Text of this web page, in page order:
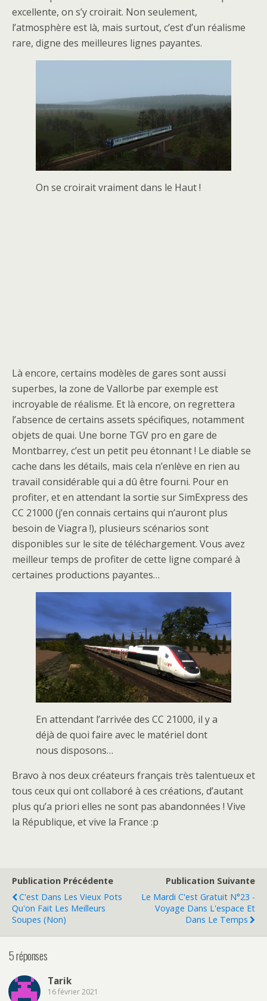
excellente, on s’y croirait. Non seulement,
l’atmosphère est là, mais surtout, c’est d’un réalisme
rare, digne des meilleures lignes payantes.
On se croirait vraiment dans le Haut !
Là encore, certains modèles de gares sont aussi
superbes, la zone de Vallorbe par exemple est
incroyable de réalisme. Et là encore, on regrettera
l’absence de certains assets spécifiques, notamment
objets de quai. Une borne TGV pro en gare de
Montbarrey, c’est un petit peu étonnant ! Le diable se
cache dans les détails, mais cela n’enlève en rien au
travail considérable qui a dû être fourni. Pour en
profiter, et en attendant la sortie sur SimExpress des
CC 21000 (j’en connais certains qui n’auront plus
besoin de Viagra !), plusieurs scénarios sont
disponibles sur le site de téléchargement. Vous avez
meilleur temps de profiter de cette ligne comparé à
certaines productions payantes…
En attendant l’arrivée des CC 21000, il y a
déjà de quoi faire avec le matériel dont
nous disposons…
Bravo à nos deux créateurs français très talentueux et
tous ceux qui ont collaboré à ces créations, d’autant
plus qu’a priori elles ne sont pas abandonnées ! Vive
la République, et vive la France :p
Publication Précédente
C'est Dans Les Vieux Pots
Qu'on Fait Les Meilleurs
Soupes (non)
Publication Suivante
Le Mardi C'est Gratuit N°23 -
Voyage Dans L'espace Et
Dans Le Temps
5 réponses
Tarik
16 février 2021